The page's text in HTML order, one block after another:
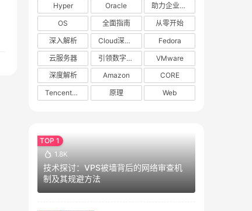
Hyper
Oracle
助力企业数字化转型
OS
全面指南
从零开始
深入解析
Cloud深度解析
Fedora
云服务器
引领数字化转型
VMware
深度解析
Amazon
CORE
TencentOS
原理 Web
1.8K
技术探讨：VPS被墙背后的网络审查机
制及其规避方法